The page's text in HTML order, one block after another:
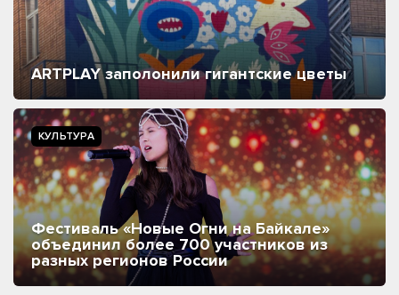
ARTPLAY заполонили гигантские цветы
КУЛЬТУРА
Фестиваль «Новые Огни на Байкале»
объединил более 700 участников из
разных регионов России